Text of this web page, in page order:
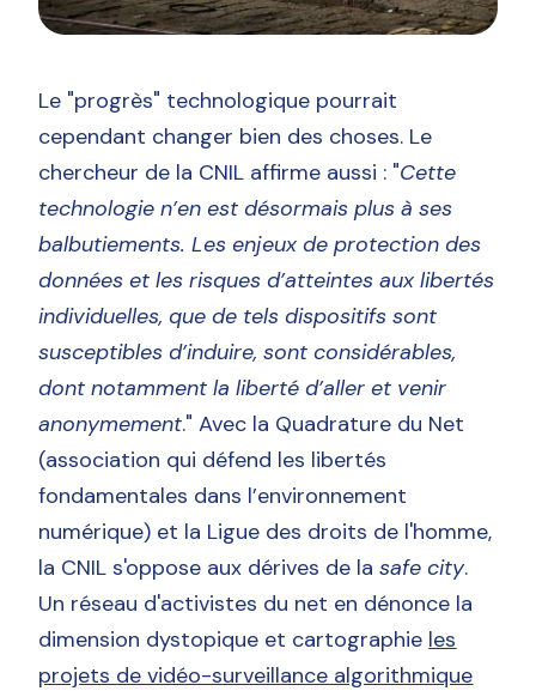
Le "progrès" technologique pourrait
cependant changer bien des choses. Le
chercheur de la CNIL affirme aussi : "Cette
technologie n’en est désormais plus à ses
balbutiements. Les enjeux de protection des
données et les risques d’atteintes aux libertés
individuelles, que de tels dispositifs sont
susceptibles d’induire, sont considérables,
dont notamment la liberté d’aller et venir
anonymement." Avec la Quadrature du Net
(association qui défend les libertés
fondamentales dans l’environnement
numérique) et la Ligue des droits de l'homme,
la CNIL s'oppose aux dérives de lasafe city.
Un réseau d'activistes du net en dénonce la
dimension dystopique et cartographie les
projets de vidéo-surveillance algorithmique